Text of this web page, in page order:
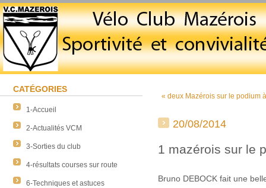
CATÉGORIES
1-Accueil
2-Actualités VCM
3-Sorties du club
4-résultats courses sur route
6-Techniques et astuces
« deux Mazérois sur le podium
20/08/2014
1 mazérois sur le
Bruno DEBOCK fait une